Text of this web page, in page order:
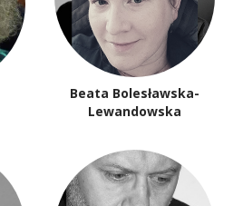
Beata Bolesławska-
Lewandowska